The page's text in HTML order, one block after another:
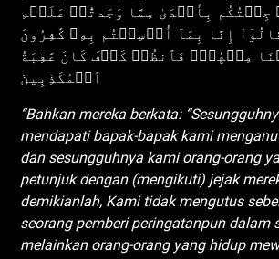
جِئۡتُكُم بِأَهۡدَىٰ مِمَّا وَجَدتُّمۡ عَلَيۡهِ
إِنَّا بِمَآ أُرۡسِلۡتُم بِهِۦ كَٰفِرُونَ
مِنۡهُمۡۖ فَٱنظُرۡ كَيۡفَ كَانَ عَٰقِبَةُ
“Bahkan mereka berkata:
mendapati bapak-bapak kami
dan sesungguhnya kami orang-orang
petunjuk dengan (mengikuti) jejak
demikianlah, Kami tidak mengutus
seorang pemberi peringatanpun dalam
melainkan orang-orang yang hidup